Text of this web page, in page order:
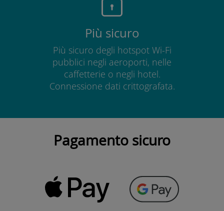
Più sicuro
Più sicuro degli hotspot Wi-Fi
pubblici negli aeroporti, nelle
caffetterie o negli hotel.
Connessione dati crittografata.
Pagamento sicuro